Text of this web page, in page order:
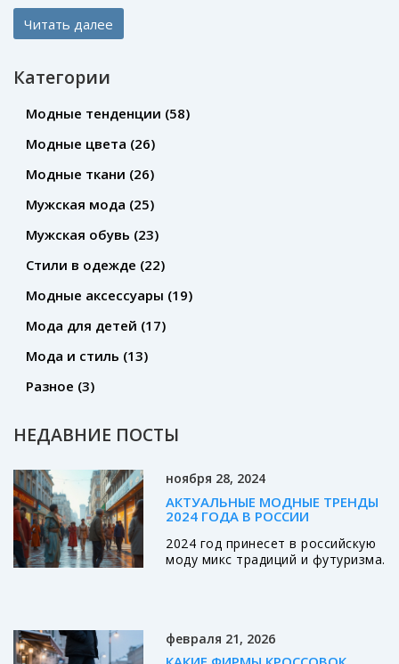
сможет найти модный цвет по душе. В статье поговорим
о том, как выбрать идеальный цвет для гардероба и как
будет полезна для всех, кто следит за последними
изменениями в мире моды. Оставайтесь в тренде и
Читать далее
Категории
Модные тенденции (58)
Модные цвета (26)
Модные ткани (26)
Мужская мода (25)
Мужская обувь (23)
Стили в одежде (22)
Модные аксессуары (19)
Мода для детей (17)
Мода и стиль (13)
Разное (3)
НЕДАВНИЕ ПОСТЫ
ноября 28, 2024
АКТУАЛЬНЫЕ МОДНЫЕ ТРЕНДЫ
2024 ГОДА В РОССИИ
2024 год принесет в российскую
моду микс традиций и футуризма.
раскрывает новые грани
самовыражения. Влияние
февраля 21, 2026